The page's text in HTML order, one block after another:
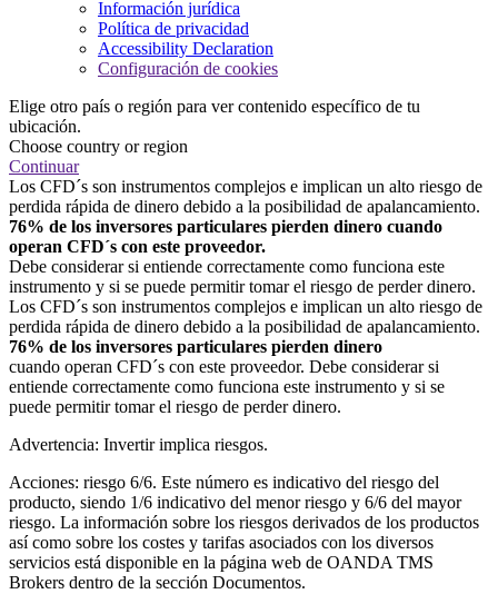
Información jurídica
Política de privacidad
Accessibility Declaration
Configuración de cookies
Elige otro país o región para ver contenido específico de tu
ubicación.
Choose country or region
Continuar
Los CFD´s son instrumentos complejos e implican un alto riesgo de
perdida rápida de dinero debido a la posibilidad de apalancamiento.
76% de los inversores particulares pierden dinero cuando
operan CFD´s con este proveedor.
Debe considerar si entiende correctamente como funciona este
instrumento y si se puede permitir tomar el riesgo de perder dinero.
Los CFD´s son instrumentos complejos e implican un alto riesgo de
perdida rápida de dinero debido a la posibilidad de apalancamiento.
76% de los inversores particulares pierden dinero
cuando operan CFD´s con este proveedor. Debe considerar si
entiende correctamente como funciona este instrumento y si se
puede permitir tomar el riesgo de perder dinero.
Advertencia: Invertir implica riesgos.
Acciones: riesgo 6/6. Este número es indicativo del riesgo del
producto, siendo 1/6 indicativo del menor riesgo y 6/6 del mayor
riesgo. La información sobre los riesgos derivados de los productos
así como sobre los costes y tarifas asociados con los diversos
servicios está disponible en la página web de OANDA TMS
Brokers dentro de la sección Documentos.